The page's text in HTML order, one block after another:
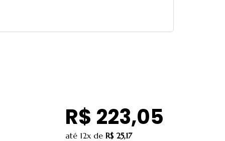
R$ 223,05
até 12x de R$ 25,17